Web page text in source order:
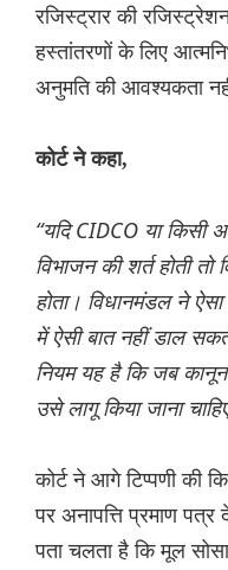
रजिस्ट्रार की
हस्तांतरणों के लिए
अनुमति की आवश्यकता
कोर्ट ने कहा,
“यदि CIDCO या किसी
विभाजन की शर्त होती
होता। विधानमंडल ने
में ऐसी बात नहीं डाल
नियम यह है कि जब कानून
उसे लागू किया जाना
कोर्ट ने आगे टिप्पणी की
पर अनापत्ति प्रमाण
पता चलता है कि मूल